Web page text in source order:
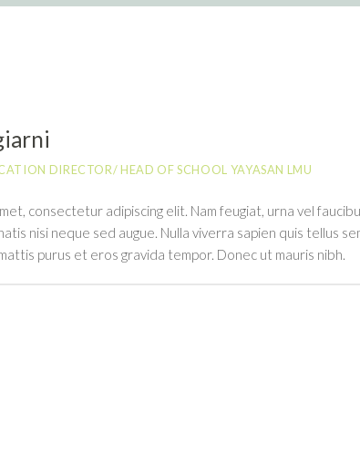
DIRECTOR/ HEAD OF SCHOOL YAYASAN LMU
consectetur adipiscing elit. Nam feugiat, urna vel
nisi neque sed augue. Nulla viverra sapien quis tellus
purus et eros gravida tempor. Donec ut mauris nibh.